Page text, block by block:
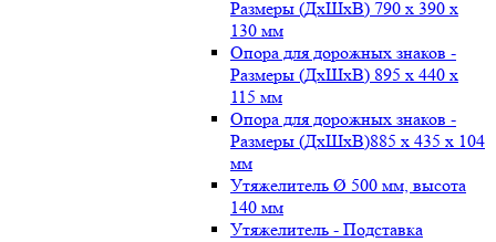
Размеры (ДxШxВ) 790 x 390 x
130 мм
Опора для дорожных знаков -
Размеры (ДxШxВ) 895 x 440 x
115 мм
Опора для дорожных знаков -
Размеры (ДxШxВ)885 x 435 x 104
мм
Утяжелитель Ø 500 мм, высота
140 мм
Утяжелитель - Подставка